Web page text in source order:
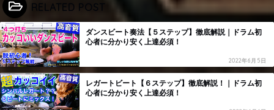
RELATED POST
ダンスビート奏法【５ステップ】徹底解説｜ドラム初
心者に分かり安く上達必須！
2022年6月5日
レガートビート【６ステップ】徹底解説！｜ドラム初
心者に分かり安く上達必須！